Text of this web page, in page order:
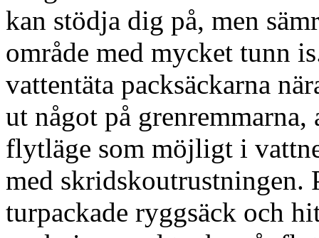
kan stödja dig på, men
område med mycket tunn
vattentäta packsäckarna
ut något på
flytläge som möjligt i
med skridskoutrustningen.
turpackade ryggsäck och